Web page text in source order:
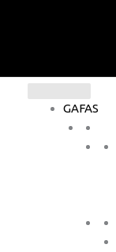
GAFAS